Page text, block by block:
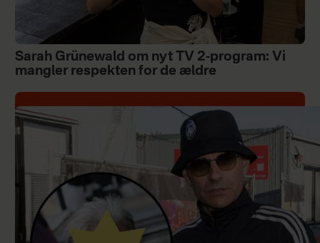
Sarah Grünewald om nyt TV 2-program: Vi
mangler respekten for de ældre